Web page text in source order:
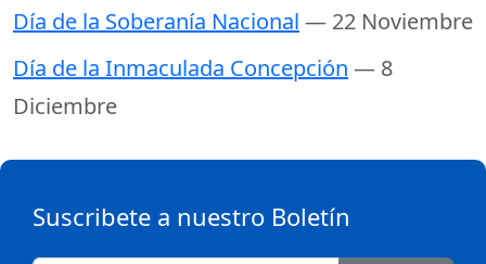
Día de la Soberanía Nacional — 22 Noviembre
Día de la Inmaculada Concepción — 8
Diciembre
Suscribete a nuestro Boletín